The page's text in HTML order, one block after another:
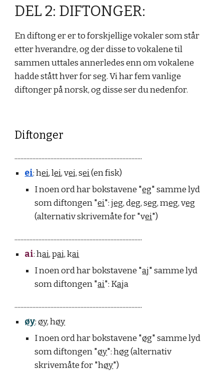
DEL 2: DIFTONGER:
En diftong er er to forskjellige vokaler som står
etter hverandre, og der disse to vokalene til
sammen uttales annerledes enn om vokalene
hadde stått hver for seg. Vi har fem vanlige
diftonger på norsk, og disse ser du nedenfor.
Diftonger
.....................................................................................
ei: hei, lei, vei,sei(en fisk)
I noen ord har bokstavene "eg" samme lyd
som diftongen "ei":jeg, deg, seg, meg, veg
(alternativ skrivemåte for "vei")
.....................................................................................
ai: hai, pai,kai
I noen ord har bokstavene "aj" samme lyd
som diftongen "ai": Kaja
.....................................................................................
øy: øy, høy
Inoen ord har bokstavene "øg" samme lyd
som diftongen "øy":høg(alternativ
skrivemåte for "høy")